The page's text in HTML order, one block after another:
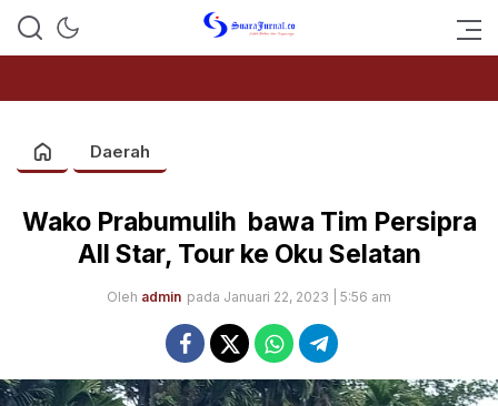
SUARAJURNAL.CO
Daerah
Wako Prabumulih bawa Tim Persipra
All Star, Tour ke Oku Selatan
Oleh admin pada Januari 22, 2023 | 5:56 am